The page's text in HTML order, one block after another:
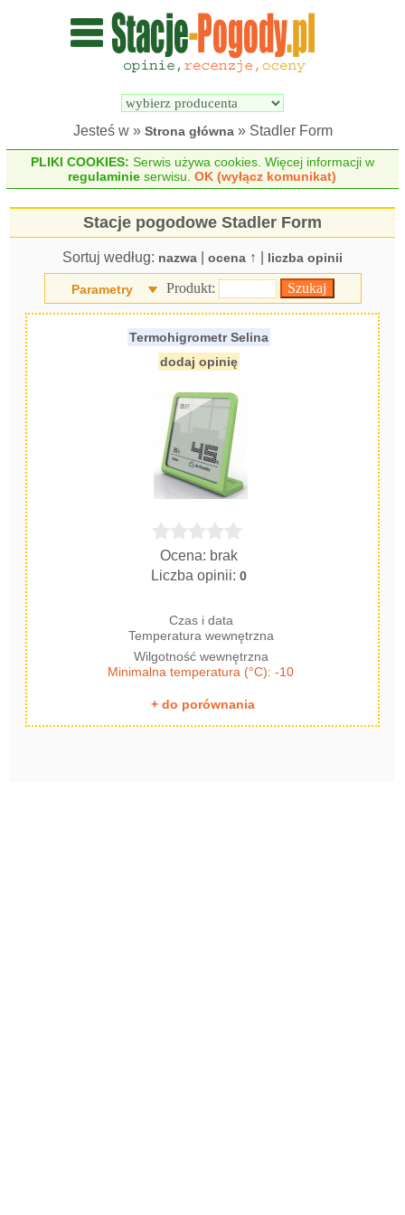
Wyszukiwarka
pogodowych
Jesteś w » Strona główna» Stadler Form
PLIKI COOKIES: Serwis używa cookies. Więcej informacji w
regulaminie serwisu.OK (wyłącz komunikat)
Stacje pogodowe Stadler Form
Sortuj według: nazwa ocena ↑ | liczba opinii
Parametry Produkt:
Termohigrometr Selina
dodaj opinię
Ocena: brak
Liczba opinii:0
Czas i data
Temperatura wewnętrzna
Wilgotność wewnętrzna
Minimalna temperatura (°C): -10
+ do porównania